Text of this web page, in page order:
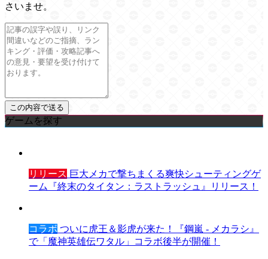
さいませ。
ゲームを探す
リリース 巨大メカで撃ちまくる爽快シューティングゲ
ーム『終末のタイタン：ラストラッシュ』リリース！
コラボ ついに虎王＆影虎が来た！『鋼嵐 - メカラシ』
で「魔神英雄伝ワタル」コラボ後半が開催！